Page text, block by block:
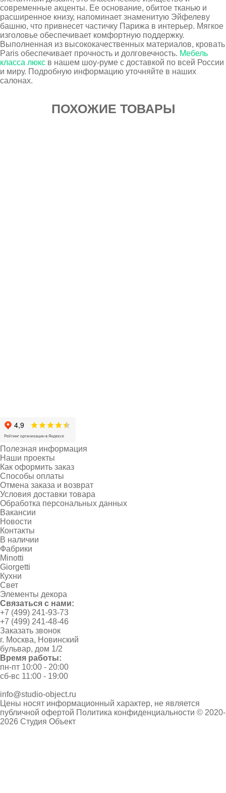
современные акценты. Ее основание, обитое тканью и
расширенное книзу, напоминает знаменитую Эйфелеву
башню, что привнесет частичку Парижа в интерьер. Мягкое
изголовье обеспечивает комфортную поддержку.
Выполненная из высококачественных материалов, кровать
Paris обеспечивает прочность и долговечность. Мебель
класса люкс в нашем шоу-руме с доставкой по всей России
и миру. Подробную информацию уточняйте в наших
салонах.
ПОХОЖИЕ ТОВАРЫ
Полезная информация
Наши проекты
Как оформить заказ
Способы оплаты
Отмена заказа и возврат
Условия доставки товара
Обработка персональных данных
Вакансии
Новости
Контакты
В наличии
Фабрики
Minotti
Giorgetti
Кухни
Свет
Элементы декора
Связаться с нами:
+7 (499) 241-93-73
+7 (499) 241-48-46
Заказать звонок
г. Москва, Новинский
бульвар, дом 1/2
Время работы:
пн-пт 10:00 - 20:00
сб-вс 11:00 - 19:00
info@studio-object.ru
Цены носят информационный характер, не является
публичной офертой Политика конфиденциальности © 2020-
2026 Студия Объект